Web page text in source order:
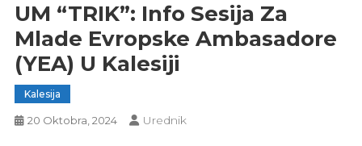
UM “TRIK”: Info Sesija Za
Mlade Evropske Ambasadore
(YEA) U Kalesiji
Kalesija
20 Oktobra, 2024 Urednik